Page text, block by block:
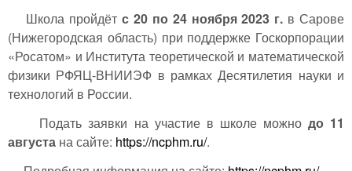
Школа пройдётс 20 по 24 ноября 2023 г. в Сарове
(Нижегородская область) при поддержке Госкорпорации
«Росатом» и Института теоретической и математической
физики РФЯЦ-ВНИИЭФ в рамках Десятилетия науки и
технологий в России.
Подать заявки на участие в школе можно до 11
августа на сайте: https://ncphm.ru/.